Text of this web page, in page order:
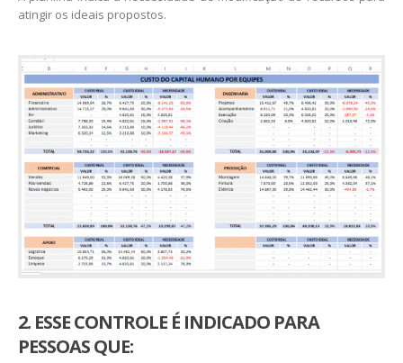
atingir os ideais propostos.
2. ESSE CONTROLE É INDICADO PARA
PESSOAS QUE: